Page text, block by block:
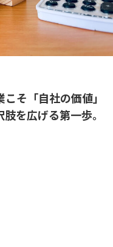
そ「自社の価値」
を広げる第一歩。